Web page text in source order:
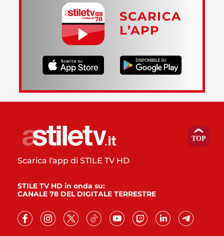
SCARICA
L’APP
Scarica l'app di STILE TV HD
STILE TV HD in onda su:
CANALE 78 DEL DIGITALE TERRESTRE